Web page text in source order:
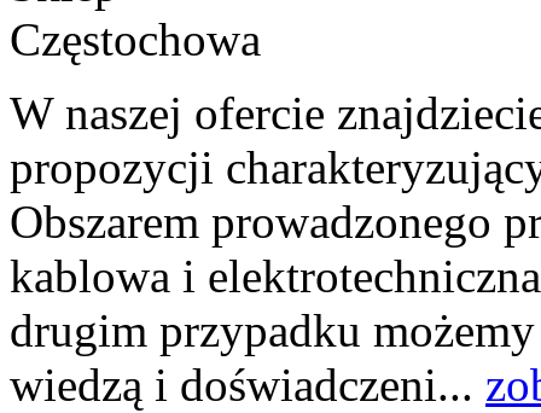
W naszej ofercie
propozycji
Obszarem prowadzonego
kablowa i
drugim przypadku
wiedzą i doświadczeni...